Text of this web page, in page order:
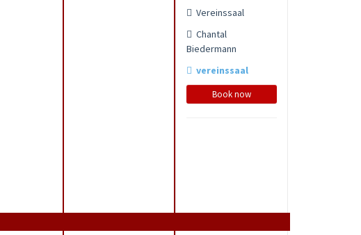
Vereinssaal
Chantal
Biedermann
vereinssaal
Book now